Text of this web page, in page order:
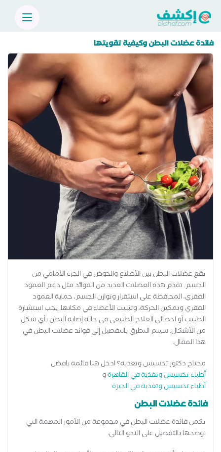
فائدة عضلات البطن وكيفية تقويتها
تقع عضلات البطن بين الأضلاع والحوض في الجزء الأمامي من
الجسم. تقدم هذه العضلات العديد من الفوائد مثل دعم العمود
الفقري، المحافظة على استقرار وتوازن الجسم، حماية العمود
الفقري وتمكين الحركة، وتثبيت الأعضاء في مكانها. يجب استشارة
الطبيب أو اخصائي العلاج الطبيعي في حالة إصابة البطن بأي شكل
من الأشكال. سيتم التطرق بالتفصيل إلى فوائد عضلات البطن في
هذا المقال.
محتاج دكتور تخسيس وتغذية؟ ادخل هنا قائمة بافضل
أطباء تخسيس وتغذية في القاهرةو
أطباء تخسيس وتغذية في الجيزة
فائدة عضلات البطن
تكمن فائدة عضلات البطن في مجموعة من الأمور المهمة التي
نوضحها بالتفصيل على النحو التالي: